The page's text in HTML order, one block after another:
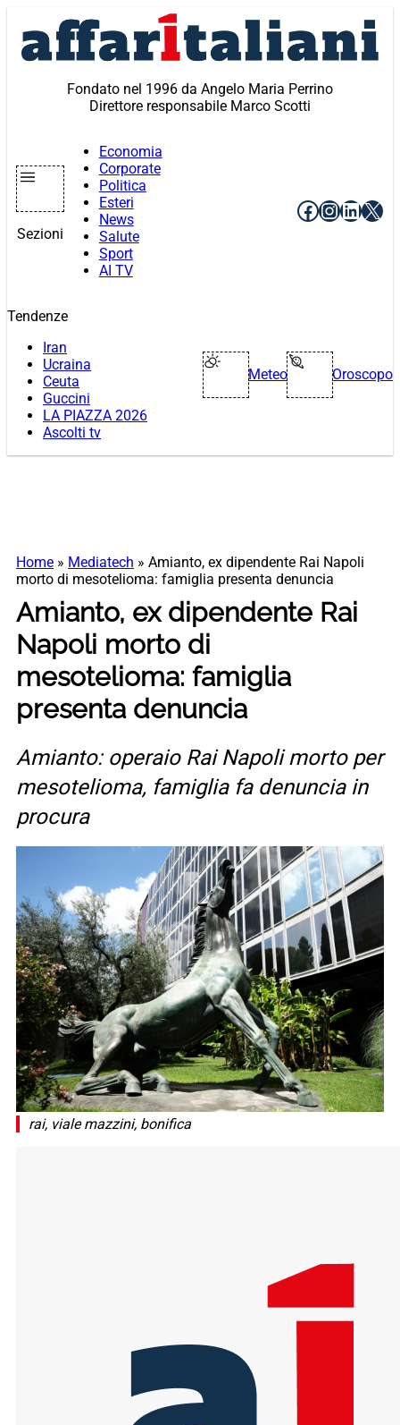
contenuto
Fondato nel 1996 da Angelo Maria Perrino
Direttore responsabile Marco Scotti
Sezioni
Economia
Corporate
Politica
Esteri
News
Salute
Sport
AI TV
Facebook
X
Tendenze
Iran
Ucraina
Ceuta
Guccini
LA PIAZZA 2026
Ascolti tv
Meteo Oroscopo
Home » Mediatech » Amianto, ex dipendente Rai Napoli
morto di mesotelioma: famiglia presenta denuncia
Amianto, ex dipendente Rai
Napoli morto di
mesotelioma: famiglia
presenta denuncia
Amianto: operaio Rai Napoli morto per
mesotelioma, famiglia fa denuncia in
procura
rai, viale mazzini, bonifica